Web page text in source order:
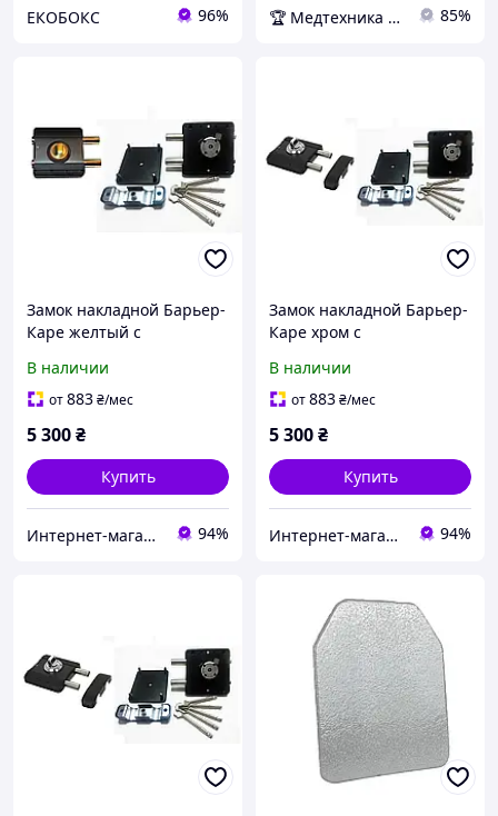
ЕКОБОКС 96% 🏆 Медтехника — 20 лет надежности 85%
Замок накладной Барьер-
Каре желтый с
В наличии
от883₴/мес
5 300₴
Купить
Интернет-магазин HOZ-DOM.COM.UA 94%
Замок накладной Барьер-
Каре хром с
80 мм)
В наличии
от883₴/мес
5 300₴
Купить
Интернет-магазин HOZ-DOM.COM.UA 94%